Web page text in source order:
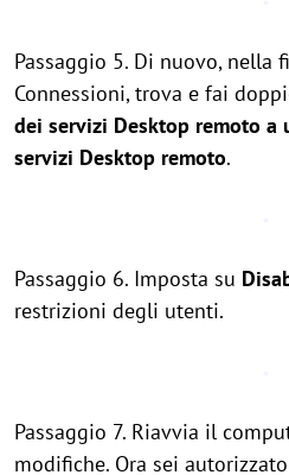
Passaggio 5. Di nuovo, nella
Connessioni, trova e fai
dei servizi Desktop remoto a
servizi Desktop remoto.
Passaggio 6. Imposta su
restrizioni degli utenti.
Passaggio 7. Riavvia il
modifiche. Ora sei